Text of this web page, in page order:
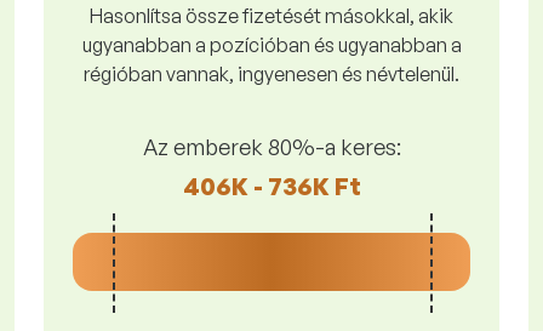
Hasonlítsa össze fizetését másokkal, akik
ugyanabban a pozícióban és ugyanabban a
régióban vannak, ingyenesen és névtelenül.
Az emberek 80%-a keres:
406K - 736K Ft